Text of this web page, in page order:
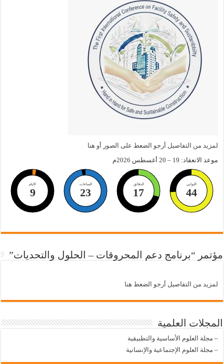
لمزيد من التفاصيل أرجو الضعط على الصور أو هنا
موعد الانعقاد: 19 – 20 أغسطس 2026م
الايام
9
الساعات
23
الدقائق
17
الثواني
43
مؤتمر “برنامج دعم المحروقات – الحلول والتحديات”
لمزيد من التفاصيل أرجو الضعط هنا
المجلات العلمية
– مجلة العلوم الأساسية والتطبيقية
– مجلة العلوم الإجتماعية والإنسانية